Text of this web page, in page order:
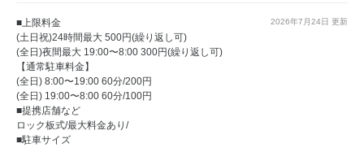
2026年7月24日 更新
■上限料金
(土日祝)24時間最大 500円(繰り返し可)
(全日)夜間最大 19:00〜8:00 300円(繰り返し可)
【通常駐車料金】
(全日) 8:00〜19:00 60分/200円
(全日) 19:00〜8:00 60分/100円
■提携店舗など
ロック板式/最大料金あり/
■駐車サイズ